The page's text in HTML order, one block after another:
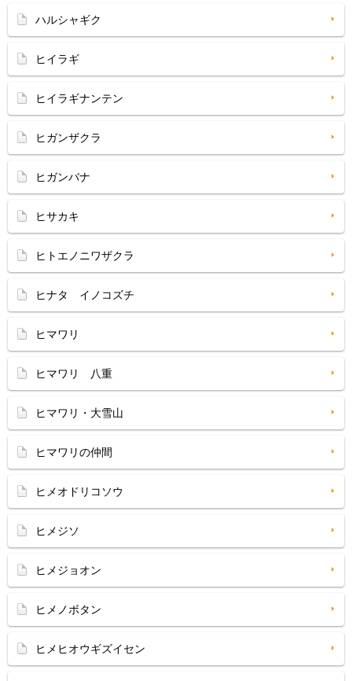
ハルシャギク
ヒイラギ
ヒイラギナンテン
ヒガンザクラ
ヒガンバナ
ヒサカキ
ヒトエノニワザクラ
ヒナタ イノコズチ
ヒマワリ
ヒマワリ 八重
ヒマワリ・大雪山
ヒマワリの仲間
ヒメオドリコソウ
ヒメジソ
ヒメジョオン
ヒメノボタン
ヒメヒオウギズイセン